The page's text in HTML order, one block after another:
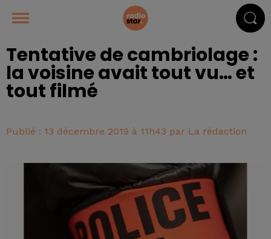
Tentative de cambriolage :
la voisine avait tout vu… et
tout filmé
Publié : 13 décembre 2019 à 11h43 par La rédaction